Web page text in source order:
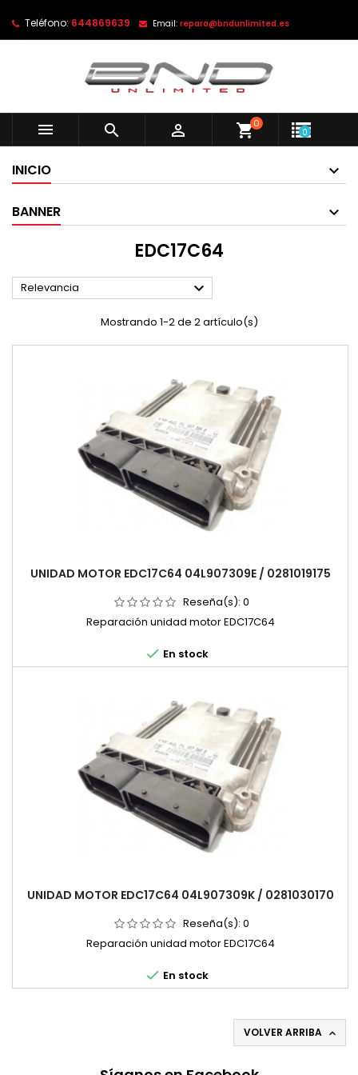
Teléfono: 644869639 Email: repara@bndunlimited.es
   shopping_cart0
0
INICIO
BANNER
EDC17C64
Relevancia 
Mostrando 1-2 de 2 artículo(s)
UNIDAD MOTOR EDC17C64 04L907309E / 0281019175
Reseña(s): 0
Reparación unidad motor EDC17C64
 En stock
UNIDAD MOTOR EDC17C64 04L907309K / 0281030170
Reseña(s): 0
Reparación unidad motor EDC17C64
 En stock
VOLVER ARRIBA 